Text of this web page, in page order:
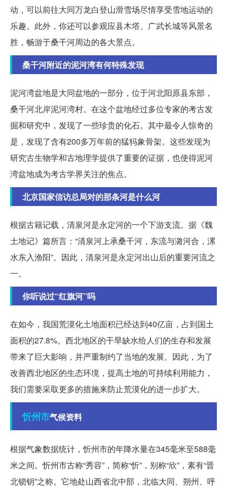
动，可以前往大同万龙白登山滑雪场尽情享受雪地运动的
乐趣。此外，你还可以参观应县木塔、广武长城等风景名
胜，畅游于桑干河周边的各大景点。
桑干河附近的泥河湾有何特殊发现
泥河湾盆地是大同盆地的一部分，位于河北阳原县东部，
桑干河北岸泥河湾村。在这个盆地经过多位专家的考古发
掘和研究中，发现了一些珍贵的化石。其中最令人惊奇的
是，发现了含有200多万年前的猛犸象骨架。这些发现为
研究古生物学和古地理学提供了重要的证据，也使得泥河
湾盆地成为考古学界关注的焦点。
北京国家信访总局对的那条河是什么河
根据古籍记载，清泉河是永定河的一个下游支流。据《魏
土地记》篇所言：“清泉河上承桑干河，东流与潞河合，漯
水东入渔阳”。因此，清泉河是永定河出山后的重要河流之
一。
你听说过“红旗河”吗
在如今，我国荒漠化土地面积已经达到40亿亩，占到国土
面积的27.8%。西北地区的干旱缺水给人们的生存和发展
带来了巨大影响，并严重制约了当地的发展。因此，为了
改善西北地区的生态环境，提高土地的可持续利用能力，
我们需要采取更多的措施来防止荒漠化的进一步扩大。
忻州市气候资料
根据气象数据统计，忻州市的年降水量在345毫米至588毫
米之间。忻州市古称“秀容”，简称“忻”，别称“欣”，素有“晋
北锁钥”之称。它地处山西省北中部，北临大同、朔州、呼